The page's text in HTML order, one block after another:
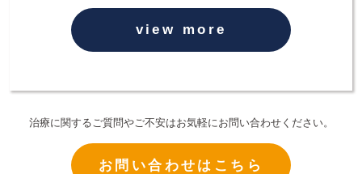
view more
治療に関するご質問やご不安はお気軽にお問い合わせください。
お問い合わせはこちら